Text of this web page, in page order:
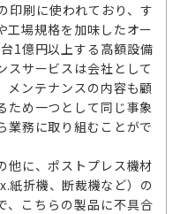
印刷に使われており、す
工場規格を加味したオー
1億円以上する高額設備
スサービスは会社として
メンテナンスの内容も顧
ため一つとして同じ事象
業務に取り組むことがで
他に、ポストプレス機材
紙折機、断裁機など）の
、こちらの製品に不具合